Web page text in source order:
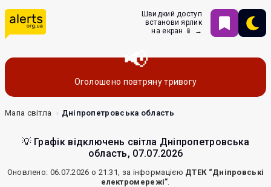
Швидкий доступ
встанови ярлик
на екран 📱 →
Оголошено повтряну тривогу
Мапа світла Дніпропетровська область
💡 Графік відключень світла Дніпропетровська
область, 07.07.2026
Оновлено: 06.07.2026 о 21:31, за інформацією ДТЕК “Дніпровські
електромережі”.